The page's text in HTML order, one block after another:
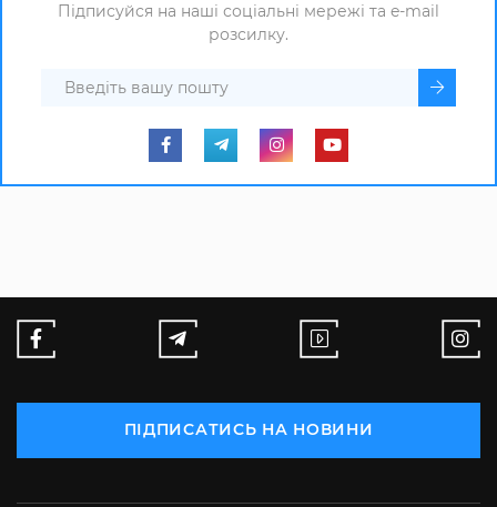
Підписуйся на наші соціальні мережі та e-mail
розсилку.
ПІДПИСАТИСЬ НА НОВИНИ